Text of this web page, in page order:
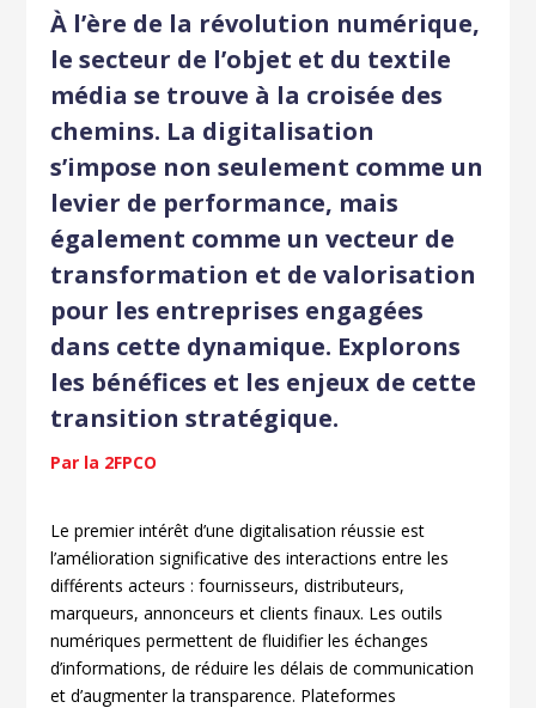
À l’ère de la révolution numérique,
le secteur de l’objet et du textile
média se trouve à la croisée des
chemins. La digitalisation
s’impose non seulement comme un
levier de performance, mais
également comme un vecteur de
transformation et de valorisation
pour les entreprises engagées
dans cette dynamique. Explorons
les bénéfices et les enjeux de cette
transition stratégique.
Par la 2FPCO
Le premier intérêt d’une digitalisation réussie est
l’amélioration significative des interactions entre les
différents acteurs : fournisseurs, distributeurs,
marqueurs, annonceurs et clients finaux. Les outils
numériques permettent de fluidifier les échanges
d’informations, de réduire les délais de communication
et d’augmenter la transparence. Plateformes